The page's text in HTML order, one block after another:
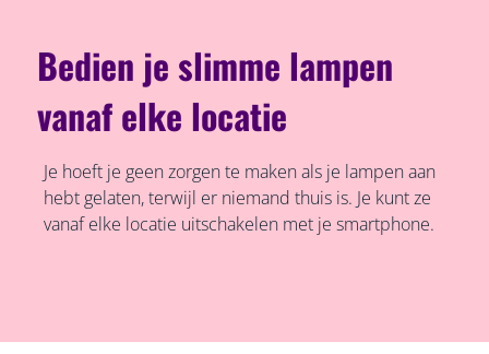
Bedien je slimme lampen
vanaf elke locatie
Je hoeft je geen zorgen te maken als je lampen aan
hebt gelaten, terwijl er niemand thuis is. Je kunt ze
vanaf elke locatie uitschakelen met je smartphone.